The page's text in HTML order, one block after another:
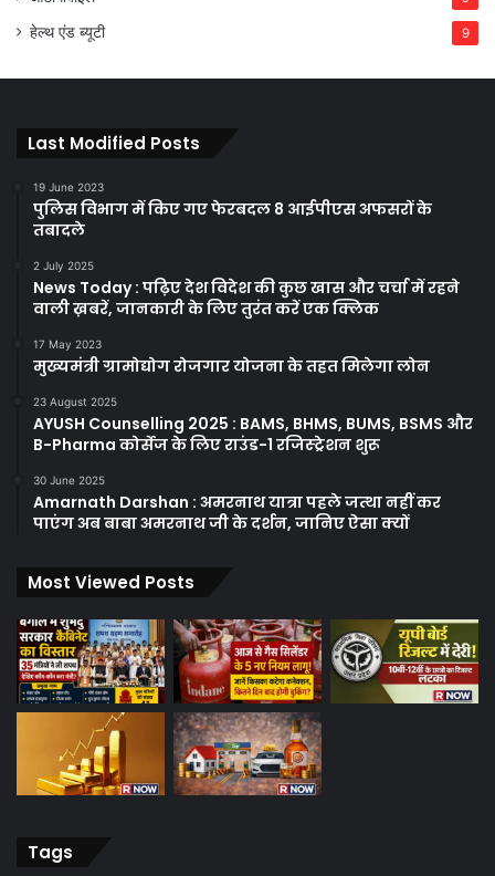
हेल्थ एंड ब्यूटी 9
Last Modified Posts
19 June 2023
पुलिस विभाग में किए गए फेरबदल 8 आईपीएस अफसरों के
तबादले
2 July 2025
News Today : पढ़िए देश विदेश की कुछ खास और चर्चा में रहने
वाली ख़बरें, जानकारी के लिए तुरंत करें एक क्लिक
17 May 2023
मुख्यमंत्री ग्रामोद्योग रोजगार योजना के तहत मिलेगा लोन
23 August 2025
AYUSH Counselling 2025 : BAMS, BHMS, BUMS, BSMS और
B-Pharma कोर्सेज के लिए राउंड-1 रजिस्ट्रेशन शुरू
30 June 2025
Amarnath Darshan : अमरनाथ यात्रा पहले जत्था नहीं कर
पाएंग अब बाबा अमरनाथ जी के दर्शन, जानिए ऐसा क्यों
Most Viewed Posts
Tags